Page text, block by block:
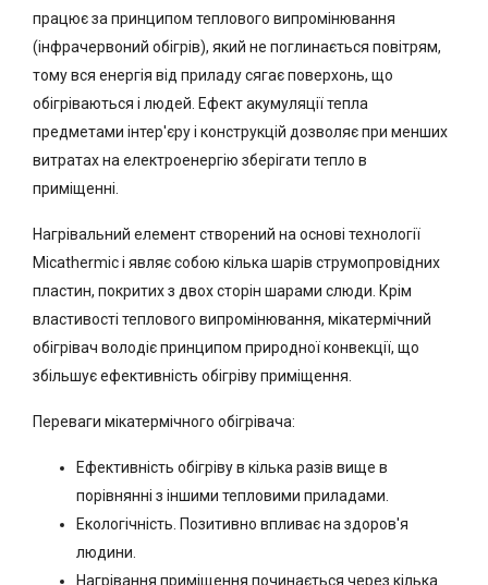
працює за принципом теплового випромінювання
(інфрачервоний обігрів), який не поглинається повітрям,
тому вся енергія від приладу сягає поверхонь, що
обігріваються і людей. Ефект акумуляції тепла
предметами інтер'єру і конструкцій дозволяє при менших
витратах на електроенергію зберігати тепло в
приміщенні.
Нагрівальний елемент створений на основі технології
Micathermic і являє собою кілька шарів струмопровідних
пластин, покритих з двох сторін шарами слюди. Крім
властивості теплового випромінювання, мікатермічний
обігрівач володіє принципом природної конвекції, що
збільшує ефективність обігріву приміщення.
Переваги мікатермічного обігрівача:
Ефективність обігріву в кілька разів вище в
порівнянні з іншими тепловими приладами.
Екологічність. Позитивно впливає на здоров'я
людини.
Нагрівання приміщення починається через кілька